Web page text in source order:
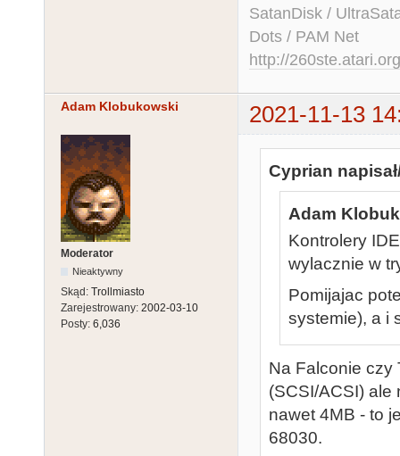
SatanDisk /
Dots / PAM Net
http://260ste.atari.org
Adam Klobukowski 2021-11-13
Moderator
Nieaktywny
Skąd: Trollmiasto
Zarejestrowany: 2002-03-10
Posty: 6,036
Cyprian
Adam
Kontrolery
wylacznie w
Pomijajac
systemie), a i
Na Falconie czy
(SCSI/ACSI) ale
nawet 4MB - to
68030.